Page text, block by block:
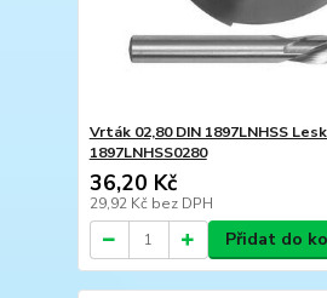
Vrták 02,80 DIN 1897LNHSS
1897LNHSS0280
36,20 Kč
29,92 Kč bez DPH
Přidat do